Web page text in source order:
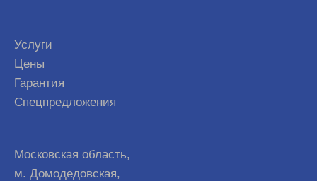
Услуги
Цены
Гарантия
Спецпредложения
Московская область,
м. Домодедовская,